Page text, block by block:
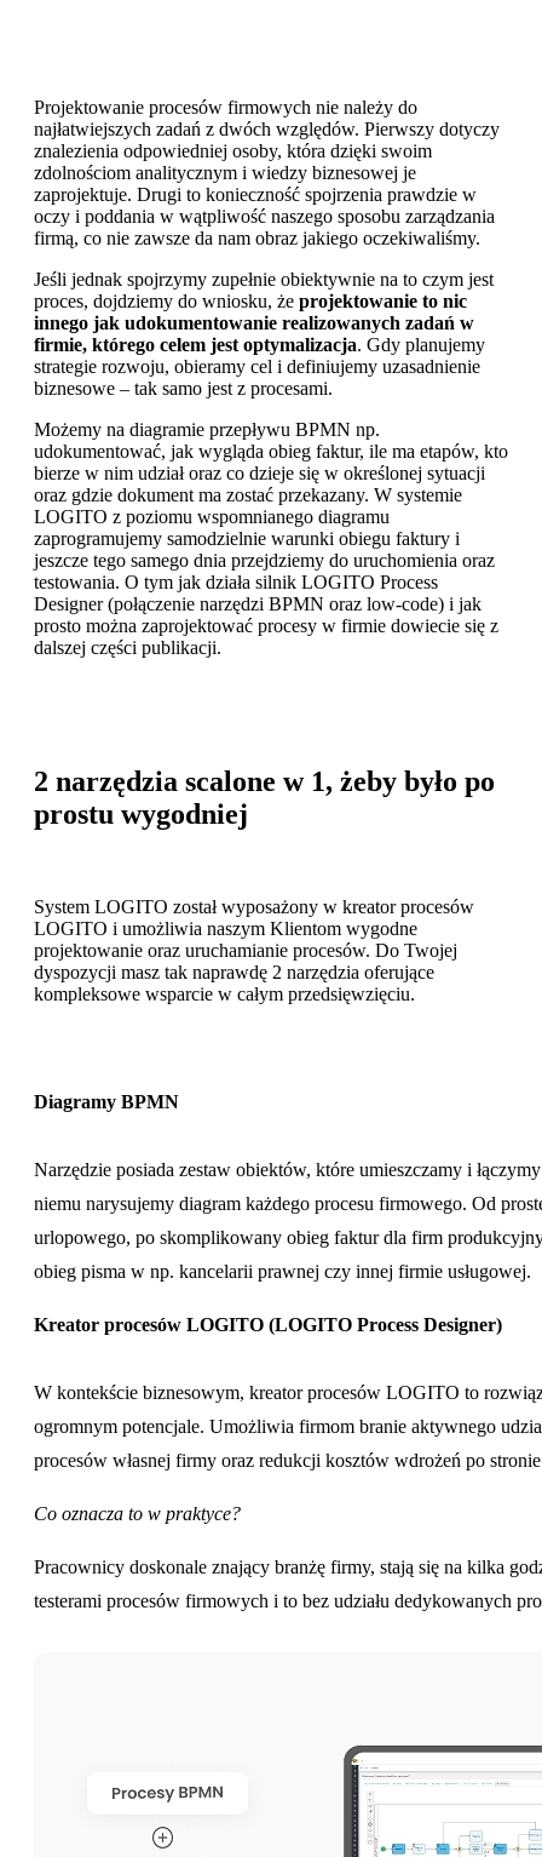
Projektowanie procesów firmowych nie należy do
najłatwiejszych zadań z dwóch względów. Pierwszy dotyczy
znalezienia odpowiedniej osoby, która dzięki swoim
zdolnościom analitycznym i wiedzy biznesowej je
zaprojektuje. Drugi to konieczność spojrzenia prawdzie w
oczy i poddania w wątpliwość naszego sposobu zarządzania
firmą, co nie zawsze da nam obraz jakiego oczekiwaliśmy.
Jeśli jednak spojrzymy zupełnie obiektywnie na to czym jest
proces, dojdziemy do wniosku, że projektowanie to nic
innego jak udokumentowanie realizowanych zadań w
firmie, którego celem jest optymalizacja. Gdy planujemy
strategie rozwoju, obieramy cel i definiujemy uzasadnienie
biznesowe – tak samo jest z procesami.
Możemy na diagramie przepływu BPMN np.
udokumentować, jak wygląda obieg faktur, ile ma etapów, kto
bierze w nim udział oraz co dzieje się w określonej sytuacji
oraz gdzie dokument ma zostać przekazany. W systemie
LOGITO z poziomu wspomnianego diagramu
zaprogramujemy samodzielnie warunki obiegu faktury i
jeszcze tego samego dnia przejdziemy do uruchomienia oraz
testowania. O tym jak działa silnik LOGITO Process
Designer (połączenie narzędzi BPMN oraz low-code) i jak
prosto można zaprojektować procesy w firmie dowiecie się z
dalszej części publikacji.
2 narzędzia scalone w 1, żeby było po
prostu wygodniej
System LOGITO został wyposażony w kreator procesów
LOGITO i umożliwia naszym Klientom wygodne
projektowanie oraz uruchamianie procesów. Do Twojej
dyspozycji masz tak naprawdę 2 narzędzia oferujące
kompleksowe wsparcie w całym przedsięwzięciu.
Diagramy BPMN
Narzędzie posiada zestaw obiektów, które umieszczamy i
niemu narysujemy diagram każdego procesu firmowego. Od
urlopowego, po skomplikowany obieg faktur dla firm
obieg pisma w np. kancelarii prawnej czy innej firmie usługowej.
Kreator procesów LOGITO (LOGITO Process Designer)
W kontekście biznesowym, kreator procesów LOGITO to
ogromnym potencjale. Umożliwia firmom branie aktywnego
procesów własnej firmy oraz redukcji kosztów wdrożeń po
Co oznacza to w praktyce?
Pracownicy doskonale znający branżę firmy, stają się na kilka
testerami procesów firmowych i to bez udziału dedykowanych